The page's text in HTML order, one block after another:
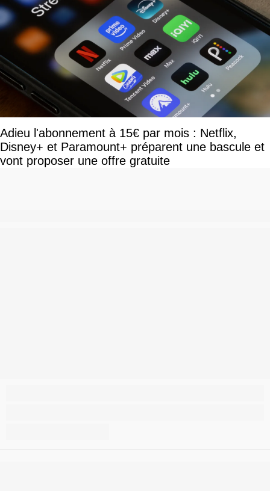
Adieu l'abonnement à 15€ par mois : Netflix,
Disney+ et Paramount+ préparent une bascule et
vont proposer une offre gratuite